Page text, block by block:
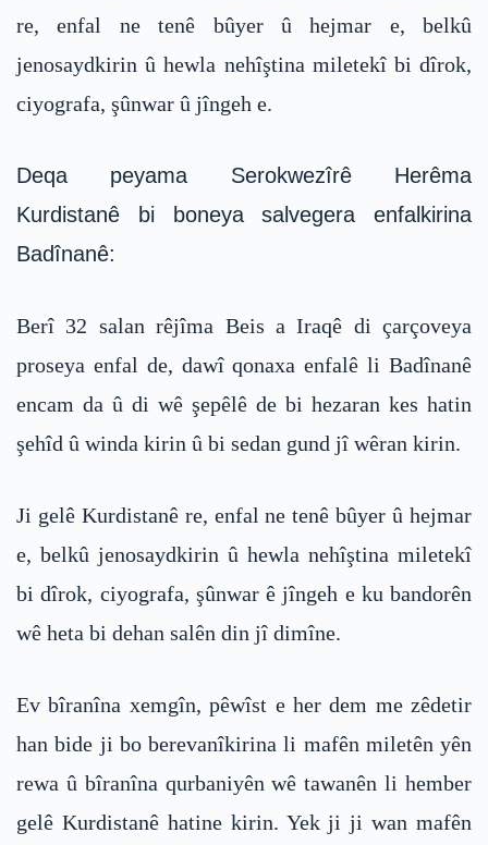
re, enfal ne tenê bûyer û hejmar e, belkû
jenosaydkirin û hewla nehîştina miletekî bi dîrok,
ciyografa, şûnwar û jîngeh e.
Deqa peyama Serokwezîrê Herêma
Kurdistanê bi boneya salvegera enfalkirina
Badînanê:
Berî 32 salan rêjîma Beis a Iraqê di çarçoveya
proseya enfal de, dawî qonaxa enfalê li Badînanê
encam da û di wê şepêlê de bi hezaran kes hatin
şehîd û winda kirin û bi sedan gund jî wêran kirin.
Ji gelê Kurdistanê re, enfal ne tenê bûyer û hejmar
e, belkû jenosaydkirin û hewla nehîştina miletekî
bi dîrok, ciyografa, şûnwar ê jîngeh e ku bandorên
wê heta bi dehan salên din jî dimîne.
Ev bîranîna xemgîn, pêwîst e her dem me zêdetir
han bide ji bo berevanîkirina li mafên miletên yên
rewa û bîranîna qurbaniyên wê tawanên li hember
gelê Kurdistanê hatine kirin. Yek ji ji wan mafên